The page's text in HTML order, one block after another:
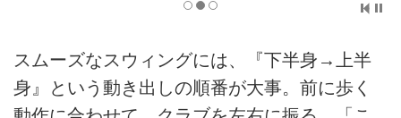
スムーズなスウィングには、『下半身→上半
身』という動き出しの順番が大事。前に歩く